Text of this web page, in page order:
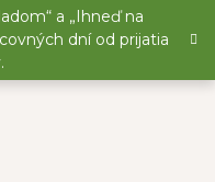
a „Ihneď na
dní od prijatia